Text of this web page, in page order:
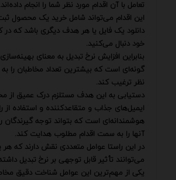
تعامل با آن اقدام مورد نظر شما را انجام داده‌اند.
این اقدام می‌تواند شامل خرید یک محصول
دانلود یک فایل یا هر هدف دیگری باشد که در
خود دنبال می‌کنید.
بنابراین افزایش نرخ تبدیل به معنای
گونه‌ای است که بیشترین تعداد مخاطبان را به
نظر ترغیب کند.
دستیابی به این هدف مستلزم درک عمیق از
ایمیل‌های جذاب و متقاعدکننده و استفاده از
هوشمندانه‌ای است که بتواند توجه گیرندگان
آنها را به سمت اقدام مطلوب هدایت کند.
در این راستا عوامل متعددی نقش دارند که
می‌توانند تأثیر قابل توجهی بر نرخ تبدیل
یکی از مهم‌ترین این عوامل شناخت دقیق